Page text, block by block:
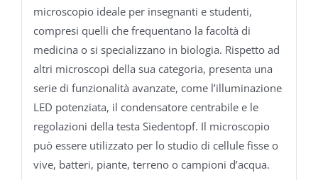
microscopio ideale per insegnanti e studenti,
compresi quelli che frequentano la facoltà di
medicina o si specializzano in biologia. Rispetto ad
altri microscopi della sua categoria, presenta una
serie di funzionalità avanzate, come l’illuminazione
LED potenziata, il condensatore centrabile e le
regolazioni della testa Siedentopf. Il microscopio
può essere utilizzato per lo studio di cellule fisse o
vive, batteri, piante, terreno o campioni d’acqua.